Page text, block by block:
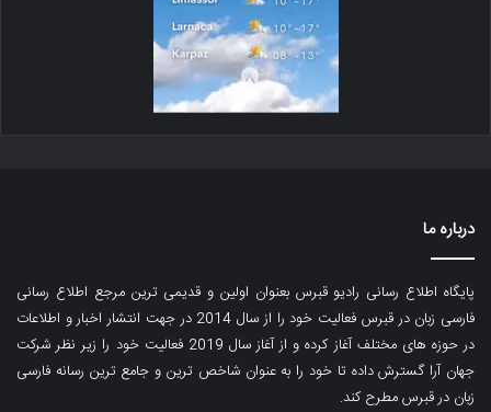
درباره ما
پایگاه اطلاع رسانی رادیو قبرس بعنوان اولین و قدیمی ترین مرجع اطلاع رسانی
فارسی زبان در قبرس فعالیت خود را از سال 2014 در جهت انتشار اخبار و اطلاعات
در حوزه های مختلف آغاز کرده و از آغاز سال 2019 فعالیت خود را زیر نظر شرکت
جهان آرا گسترش داده تا خود را به عنوان شاخص ترین و جامع ترین رسانه فارسی
زبان در قبرس مطرح کند.